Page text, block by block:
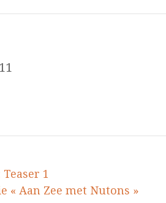
1
« Aan Zee met Nutons »